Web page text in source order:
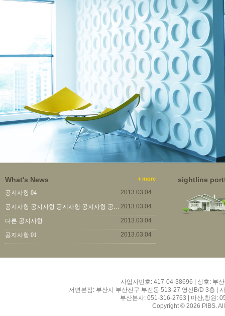
What's News +more
공지사항 04 2013.03.04
공지사항 공지사항 공지사항 공지사항 공지사항 공지사항... 2013.03.04
다른 공지사항 2013.03.04
공지사항 01 2013.03.04
sightline
사업자번호: 417-04-38696 | 상호: 부
서면본점: 부산시 부산진구 부전동 513-27 영신B/D 3층 |
부산본사: 051-316-2763 | 마산,창원:
Copyright © 2026 PIBS.